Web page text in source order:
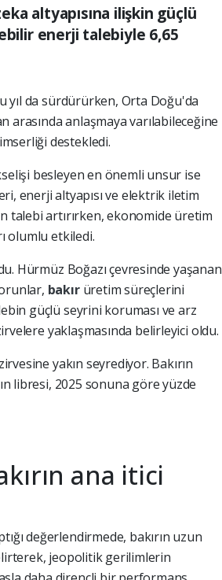
altyapısına ilişkin güçlü
enerji talebiyle 6,65
yıl da sürdürürken, Orta Doğu'da
anlaşmaya varılabileceğine
destekledi.
besleyen en önemli unsur ise
enerji altyapısı ve elektrik iletim
talebi artırırken, ekonomide üretim
olumlu etkiledi.
Hürmüz Boğazı çevresinde yaşanan
bakır üretim süreçlerini
güçlü seyrini koruması ve arz
yaklaşmasında belirleyici oldu.
yakın seyrediyor. Bakırın
libresi, 2025 sonuna göre yüzde
ana itici
değerlendirmede, bakırın uzun
jeopolitik gerilimlerin